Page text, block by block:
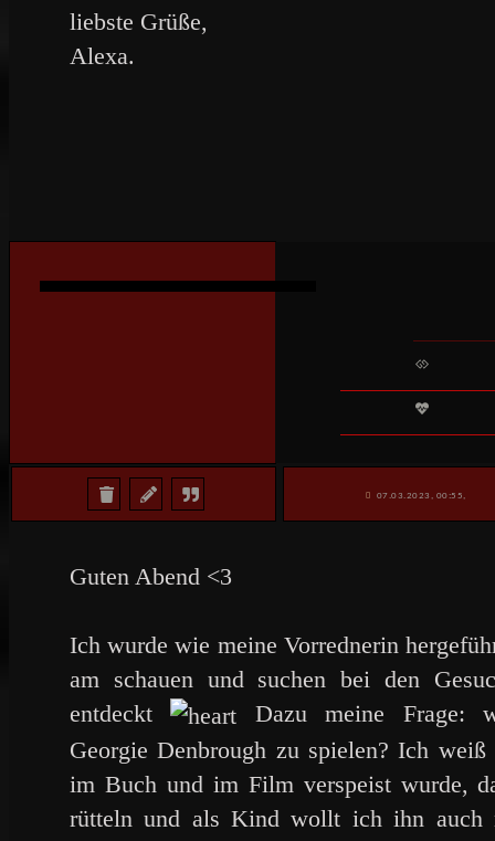
liebste Grüße,
Alexa.
07.03.2023, 00:55,
Guten Abend <3
Ich wurde wie meine Vorrednerin
am schauen und suchen bei den
entdeckt
Dazu meine Frage:
Georgie Denbrough zu spielen? Ich
im Buch und im Film verspeist wurde,
rütteln und als Kind wollt ich ihn auch